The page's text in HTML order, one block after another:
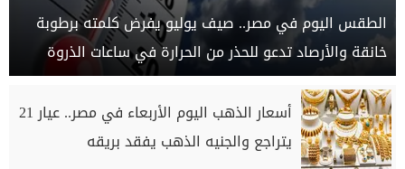
الطقس اليوم في مصر.. صيف يوليو يفرض كلمته برطوبة
خانقة والأرصاد تدعو للحذر من الحرارة في ساعات الذروة
أسعار الذهب اليوم الأربعاء في مصر.. عيار 21
يتراجع والجنيه الذهب يفقد بريقه